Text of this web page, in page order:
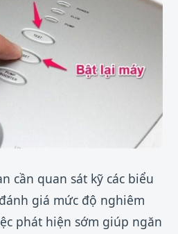
cần quan sát kỹ các biểu
giá mức độ nghiêm
phát hiện sớm giúp ngăn